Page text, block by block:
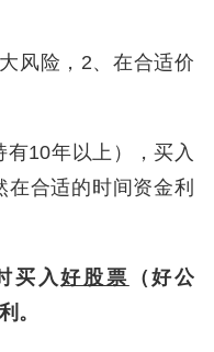
风险，2、在合适价
10年以上），买入
合适的时间资金利
买入好股票
（好公
。